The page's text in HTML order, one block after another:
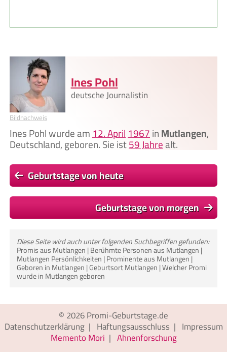
Bildnachweis
Ines Pohl
deutsche Journalistin
Ines Pohl wurde am12. April1967inMutlangen,
Deutschland, geboren. Sie ist59 Jahrealt.
Geburtstage von heute
Geburtstage von morgen
Diese Seite wird auch unter folgenden Suchbegriffen gefunden:
Promis aus Mutlangen | Berühmte Personen aus Mutlangen |
Mutlangen Persönlichkeiten | Prominente aus Mutlangen |
Geboren in Mutlangen | Geburtsort Mutlangen | Welcher Promi
wurde in Mutlangen geboren
© 2026Promi-Geburtstage.de
Datenschutzerklärung| Haftungsausschluss | Impressum
Memento Mori | Ahnenforschung